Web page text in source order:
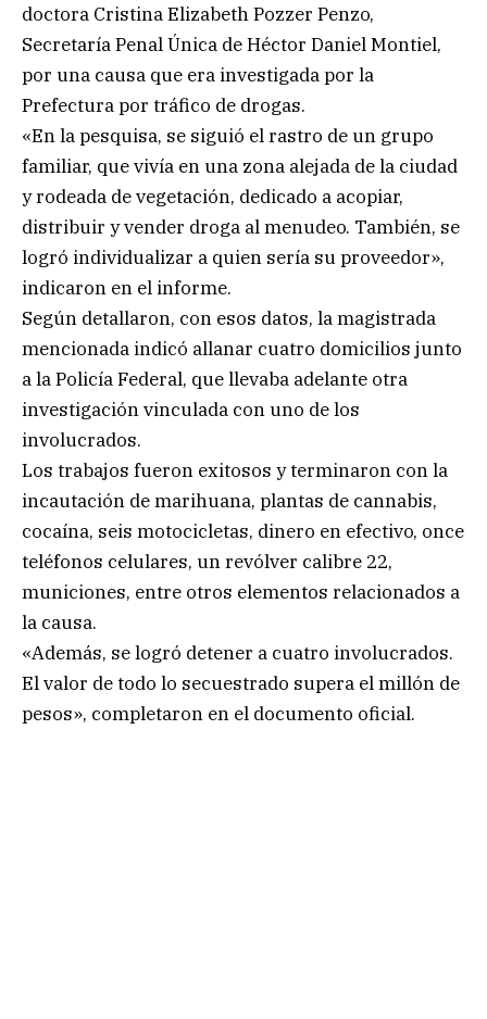
doctora Cristina Elizabeth Pozzer Penzo,
Secretaría Penal Única de Héctor Daniel Montiel,
por una causa que era investigada por la
Prefectura por tráfico de drogas.
«En la pesquisa, se siguió el rastro de un grupo
familiar, que vivía en una zona alejada de la ciudad
y rodeada de vegetación, dedicado a acopiar,
distribuir y vender droga al menudeo. También, se
logró individualizar a quien sería su proveedor»,
indicaron en el informe.
Según detallaron, con esos datos, la magistrada
mencionada indicó allanar cuatro domicilios junto
a la Policía Federal, que llevaba adelante otra
investigación vinculada con uno de los
involucrados.
Los trabajos fueron exitosos y terminaron con la
incautación de marihuana, plantas de cannabis,
cocaína, seis motocicletas, dinero en efectivo, once
teléfonos celulares, un revólver calibre 22,
municiones, entre otros elementos relacionados a
la causa.
«Además, se logró detener a cuatro involucrados.
El valor de todo lo secuestrado supera el millón de
pesos», completaron en el documento oficial.